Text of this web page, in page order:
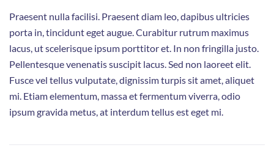
Praesent nulla facilisi. Praesent diam leo, dapibus ultricies
porta in, tincidunt eget augue. Curabitur rutrum maximus
lacus, ut scelerisque ipsum porttitor et. In non fringilla justo.
Pellentesque venenatis suscipit lacus. Sed non laoreet elit.
Fusce vel tellus vulputate, dignissim turpis sit amet, aliquet
mi. Etiam elementum, massa et fermentum viverra, odio
ipsum gravida metus, at interdum tellus est eget mi.